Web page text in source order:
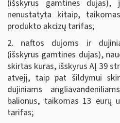
(išskyrus gamtines
nenustatyta kitaip,
produkto akcizų tarifas;
2. naftos dujoms ir
(išskyrus gamtines dujas),
skirtas kuras, išskyrus AĮ 39
atvejį, taip pat šildymui
dujiniams
balionus, taikomas 13 eurų
tarifas;